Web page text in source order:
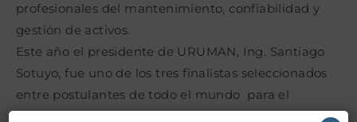
profesionales del mantenimiento, confiabilidad y
gestión de activos.
Este año el presidente de URUMAN, Ing. Santiago
Sotuyo, fue uno de los tres finalistas seleccionados
entre postulantes de todo el mundo para el
prestigioso premio en la categoría Veteran